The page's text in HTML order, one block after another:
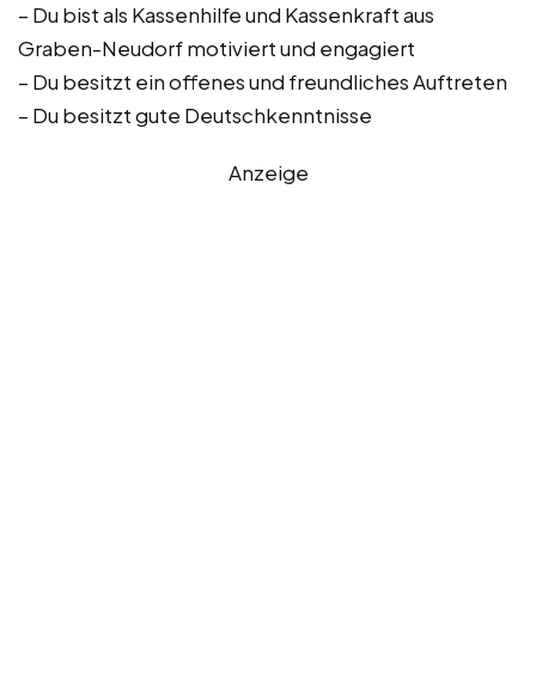
– Du bist als Kassenhilfe und Kassenkraft aus
Graben-Neudorf motiviert und engagiert
– Du besitzt ein offenes und freundliches Auftreten
– Du besitzt gute Deutschkenntnisse
Anzeige